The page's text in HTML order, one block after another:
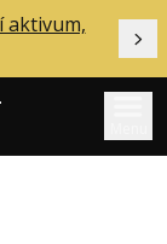
aktivum,